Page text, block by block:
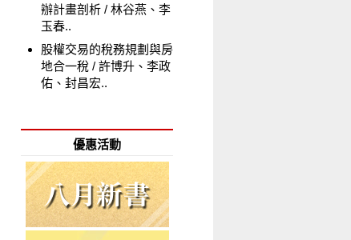
辦計畫剖析
林谷燕、李
玉春..
股權交易的稅務規劃與房
地合一稅
許博升、李政
佑、封昌宏..
優惠活動